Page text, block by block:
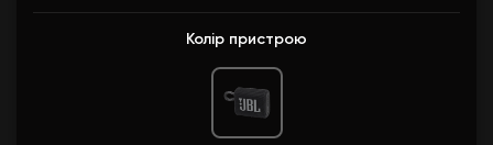
Колір пристрою